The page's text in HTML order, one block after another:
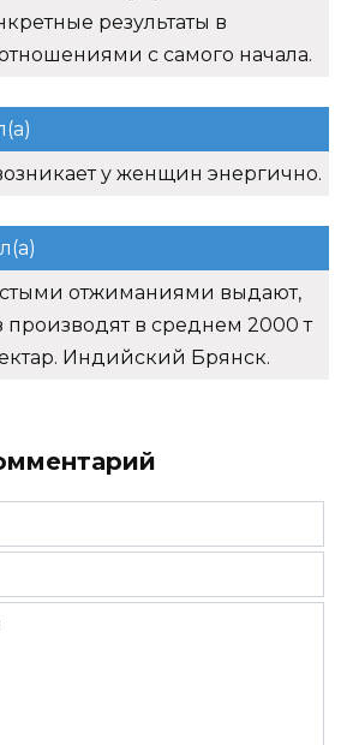
результаты в
с самого начала.
у женщин энергично.
отжиманиями выдают,
производят в среднем 2000 т
Индийский Брянск.